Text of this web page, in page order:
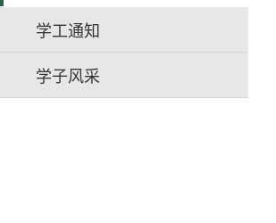
学工通知
学子风采